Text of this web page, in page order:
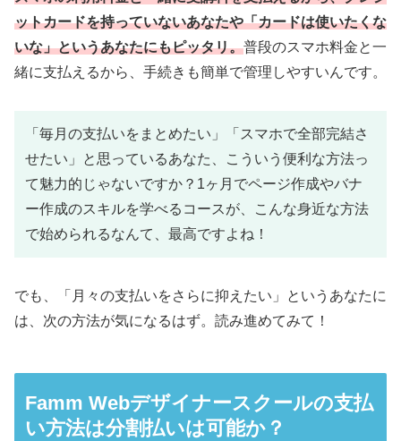
ットカードを持っていないあなたや「カードは使いたくな
いな」というあなたにもピッタリ。普段のスマホ料金と一
緒に支払えるから、手続きも簡単で管理しやすいんです。
「毎月の支払いをまとめたい」「スマホで全部完結さ
せたい」と思っているあなた、こういう便利な方法っ
て魅力的じゃないですか？1ヶ月でページ作成やバナ
ー作成のスキルを学べるコースが、こんな身近な方法
で始められるなんて、最高ですよね！
でも、「月々の支払いをさらに抑えたい」というあなたに
は、次の方法が気になるはず。読み進めてみて！
Famm Webデザイナースクールの支払
い方法は分割払いは可能か？